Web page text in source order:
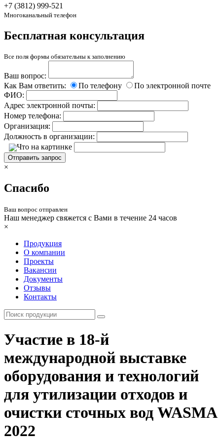
+7 (3812) 999-521
Многоканальный телефон
Бесплатная консультация
Все поля формы обязательны к заполнению
Ваш вопрос:
Как Вам ответить:
По телефону
По электронной почте
ФИО:
Адрес электронной почты:
Номер телефона:
Организация:
Должность в организации:
Что на картинке
Отправить запрос
×
Спасибо
Ваш вопрос отправлен
Наш менеджер свяжется с Вами в течение 24 часов
×
Продукция
О компании
Проекты
Вакансии
Документы
Отзывы
Контакты
Участие в 18-й
международной выставке
оборудования и технологий
для утилизации отходов и
очистки сточных вод WASMA
2022